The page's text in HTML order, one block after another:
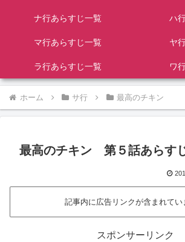
ナ行あらすじ一覧 ハ
マ行あらすじ一覧 ヤ
ラ行あらすじ一覧 ワ
ホーム サ行 最高のチキン
最高のチキン 第５話あらす
記事内に広告リンクが含まれてい
スポンサーリンク